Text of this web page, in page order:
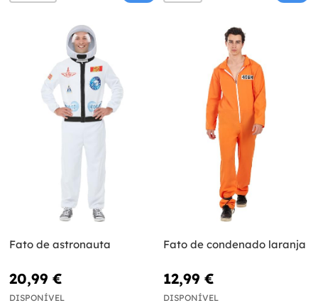
Fato de astronauta
20,99 €
DISPONÍVEL
Fato de condenado laranja
12,99 €
DISPONÍVEL